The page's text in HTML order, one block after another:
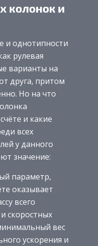
колонок и
и однотипности
рулевая
варианты на
друга, притом
Но на что
и какие
всех
у данного
значение:
параметр,
оказывает
всего
скоростных
вес
ускорения и